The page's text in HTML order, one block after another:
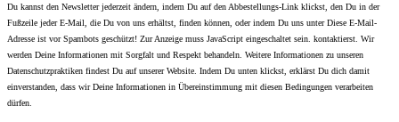
Du kannst den Newsletter jederzeit ändern, indem Du auf den Abbestellungs-Link klickst, den Du in der
Fußzeile jeder E-Mail, die Du von uns erhältst, finden können, oder indem Du uns unterDiese E-Mail-
Adresse ist vor Spambots geschützt! Zur Anzeige muss JavaScript eingeschaltet sein. kontaktierst. Wir
werden Deine Informationen mit Sorgfalt und Respekt behandeln. Weitere Informationen zu unseren
Datenschutzpraktiken findest Du auf unserer Website. Indem Du unten klickst, erklärst Du dich damit
einverstanden, dass wir Deine Informationen in Übereinstimmung mit diesen Bedingungen verarbeiten
dürfen.